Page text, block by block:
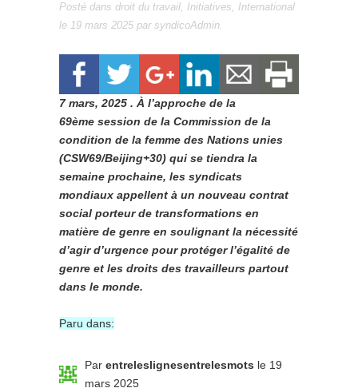
Posté dans droit du travail, Initiatives, International
le 19 mars 2025 par syndicoAdmin.
7 mars, 2025 . À l’approche de la
69ème session de la Commission de la
condition de la femme des Nations unies
(CSW69/Beijing+30) qui se tiendra la
semaine prochaine, les syndicats
mondiaux appellent à un nouveau contrat
social porteur de transformations en
matière de genre en soulignant la nécessité
d’agir d’urgence pour protéger l’égalité de
genre et les droits des travailleurs partout
dans le monde.
Paru dans:
Par entreleslignesentrelesmots le 19
mars 2025